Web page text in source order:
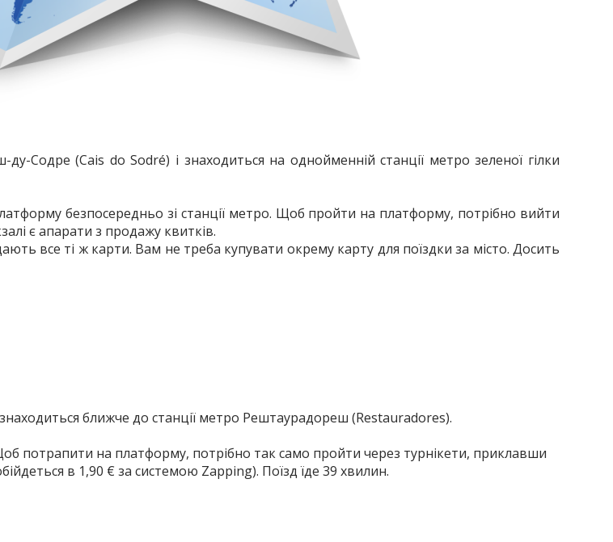
Содре (Cais do Sodré) і знаходиться на однойменній станції метро зеленої гілки
безпосередньо зі станції метро. Щоб пройти на платформу, потрібно вийти
є апарати з продажу квитків.
все ті ж карти. Вам не треба купувати окрему карту для поїздки за місто. Досить
ближче до станції метро Рештаурадореш (Restauradores).
потрапити на платформу, потрібно так само пройти через турнікети, приклавши
в 1,90 € за системою Zapping). Поїзд їде 39 хвилин.